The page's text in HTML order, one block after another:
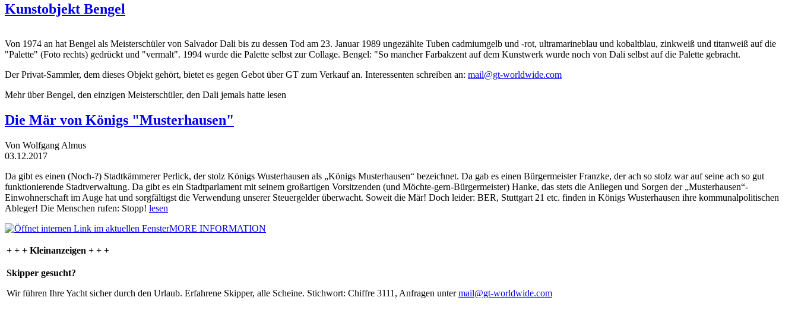
Kunstobjekt Bengel
Von 1974 an hat Bengel als Meisterschüler von Salvador Dali bis zu dessen Tod am 23. Januar 1989 ungezählte Tuben cadmiumgelb und -rot, ultramarineblau und kobaltblau, zinkweiß und titanweiß auf die
"Palette" (Foto rechts) gedrückt und "vermalt". 1994 wurde die Palette selbst zur Collage. Bengel: "So mancher Farbakzent auf dem Kunstwerk wurde noch von Dali selbst auf die Palette gebracht.
Der Privat-Sammler, dem dieses Objekt gehört, bietet es gegen Gebot über GT zum Verkauf an. Interessenten schreiben an: mail@gt-worldwide.com
Mehr über Bengel, den einzigen Meisterschüler, den Dali jemals hatte lesen
Die Mär von Königs "Musterhausen"
Von Wolfgang Almus
03.12.2017
Da gibt es einen (Noch-?) Stadtkämmerer Perlick, der stolz Königs Wusterhausen als „Königs Musterhausen“ bezeichnet. Da gab es einen Bürgermeister Franzke, der ach so stolz war auf seine ach so gut
funktionierende Stadtverwaltung. Da gibt es ein Stadtparlament mit seinem großartigen Vorsitzenden (und Möchte-gern-Bürgermeister) Hanke, das stets die Anliegen und Sorgen der „Musterhausen“-
Einwohnerschaft im Auge hat und sorgfältigst die Verwendung unserer Steuergelder überwacht. Soweit die Mär! Doch leider: BER, Stuttgart 21 etc. finden in Königs Wusterhausen ihre kommunalpolitischen
Ableger! Die Menschen rufen: Stopp! lesen
MORE INFORMATION
+ + + Kleinanzeigen + + +
Skipper gesucht?
Wir führen Ihre Yacht sicher durch den Urlaub. Erfahrene Skipper, alle Scheine. Stichwort: Chiffre 3111, Anfragen untermail@gt-worldwide.com